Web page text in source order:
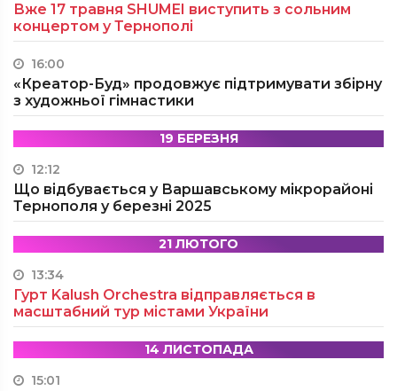
Вже 17 травня SHUMEI виступить з сольним
концертом у Тернополі
16:00
«Креатор-Буд» продовжує підтримувати збірну
з художньої гімнастики
19 БЕРЕЗНЯ
12:12
Що відбувається у Варшавському мікрорайоні
Тернополя у березні 2025
21 ЛЮТОГО
13:34
Гурт Kalush Orchestra відправляється в
масштабний тур містами України
14 ЛИСТОПАДА
15:01